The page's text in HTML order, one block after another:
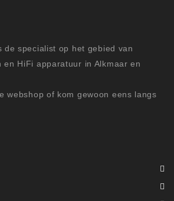
de specialist op het gebied van
en HiFi apparatuur in Alkmaar en
webshop of kom gewoon eens langs